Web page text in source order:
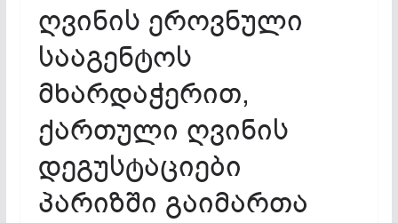
ღვინის ეროვნული
სააგენტოს
მხარდაჭერით,
ქართული ღვინის
დეგუსტაციები
პარიზში გაიმართა